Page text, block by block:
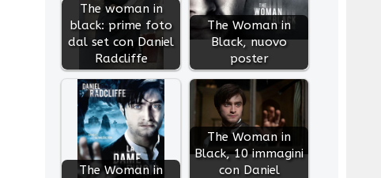
The woman in
black: prime foto
dal set con Daniel
Radcliffe
The Woman in
Black, nuovo
poster
The Woman in
The Woman in
Black, 10 immagini
con Daniel